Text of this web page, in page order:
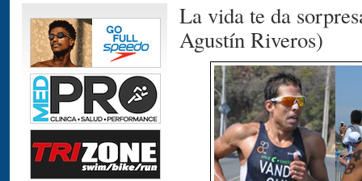
La vida te da
Agustín Riveros)